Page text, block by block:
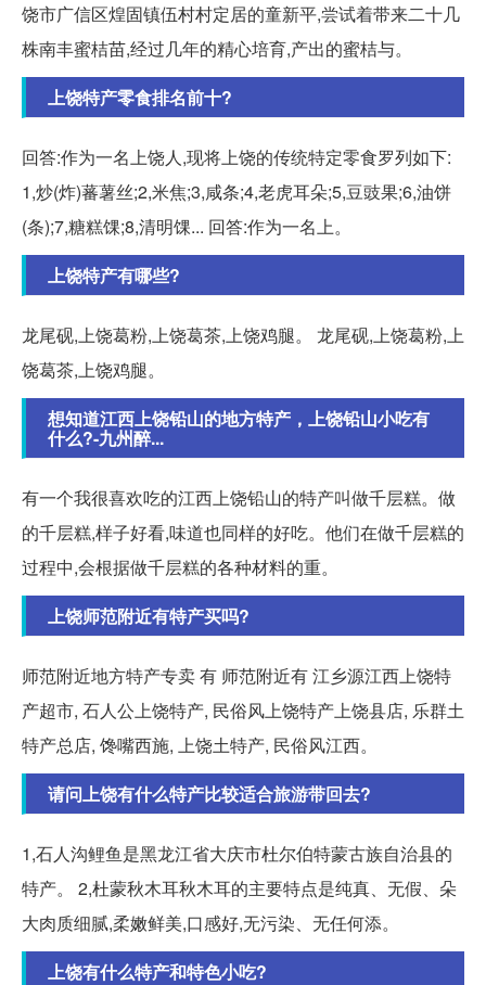
饶市广信区煌固镇伍村村定居的童新平,尝试着带来二十几
株南丰蜜桔苗,经过几年的精心培育,产出的蜜桔与。
上饶特产零食排名前十?
回答:作为一名上饶人,现将上饶的传统特定零食罗列如下:
1,炒(炸)蕃薯丝;2,米焦;3,咸条;4,老虎耳朵;5,豆豉果;6,油饼
(条);7,糖糕馃;8,清明馃... 回答:作为一名上。
上饶特产有哪些?
龙尾砚,上饶葛粉,上饶葛茶,上饶鸡腿。 龙尾砚,上饶葛粉,上
饶葛茶,上饶鸡腿。
想知道江西上饶铅山的地方特产，上饶铅山小吃有
什么?-九州醉...
有一个我很喜欢吃的江西上饶铅山的特产叫做千层糕。做
的千层糕,样子好看,味道也同样的好吃。他们在做千层糕的
过程中,会根据做千层糕的各种材料的重。
上饶师范附近有特产买吗?
师范附近地方特产专卖 有 师范附近有 江乡源江西上饶特
产超市, 石人公上饶特产, 民俗风上饶特产上饶县店, 乐群土
特产总店, 馋嘴西施, 上饶土特产, 民俗风江西。
请问上饶有什么特产比较适合旅游带回去?
1,石人沟鲤鱼是黑龙江省大庆市杜尔伯特蒙古族自治县的
特产。 2,杜蒙秋木耳秋木耳的主要特点是纯真、无假、朵
大肉质细腻,柔嫩鲜美,口感好,无污染、无任何添。
上饶有什么特产和特色小吃?